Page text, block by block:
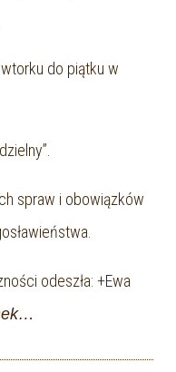
do piątku w
spraw i obowiązków
odeszła: +Ewa